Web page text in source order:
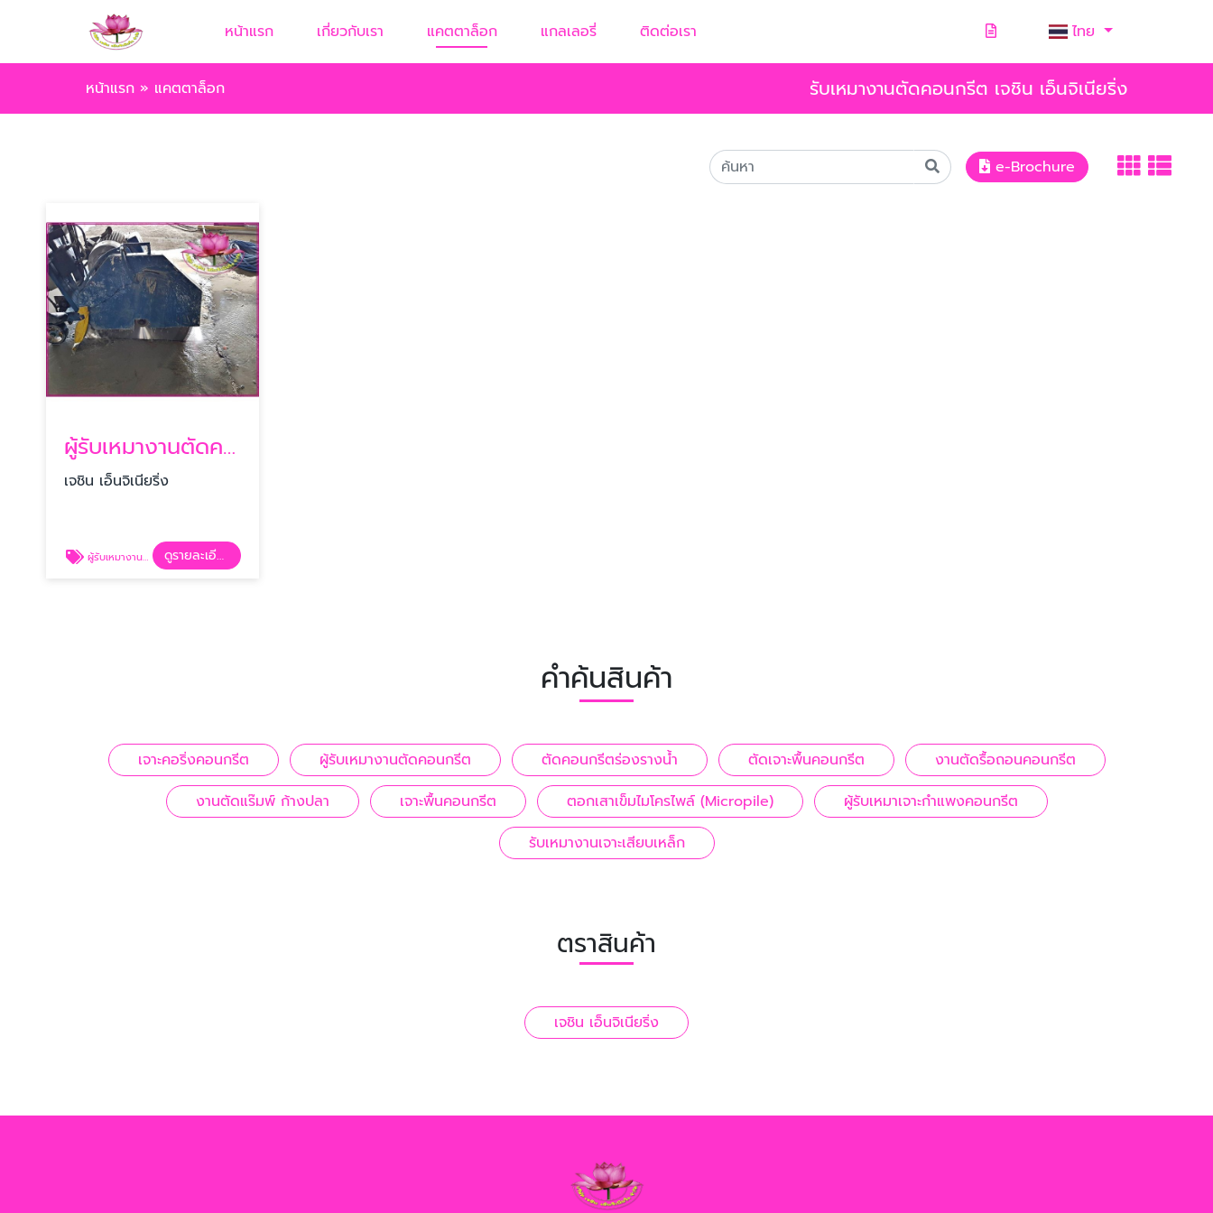
หน้าแรก เกี่ยวกับเรา แคตตาล็อก แกลเลอรี่ ติดต่อเรา ไทย
หน้าแรก » แคตตาล็อก รับเหมางานตัดคอนกรีต เจชิน เอ็นจิเนียริ่ง
e-Brochure
ผู้รับเหมางานตัดคอนกรีต
เจชิน เอ็นจิเนียริ่ง
ผู้รับเหมางานตัดคอนกรีต ดูรายละเอียด
คำค้นสินค้า
เจาะคอริ่งคอนกรีต ผู้รับเหมางานตัดคอนกรีต ตัดคอนกรีตร่องรางน้ำ ตัดเจาะพื้นคอนกรีต
งานตัดรื้อถอนคอนกรีต
งานตัดแร๊มพ์ ก้างปลา
เจาะพื้นคอนกรีต ตอกเสาเข็มไมโครไพล์ (Micropile)
ผู้รับเหมาเจาะกำแพงคอนกรีต
รับเหมางานเจาะเสียบเหล็ก
ตราสินค้า
เจชิน เอ็นจิเนียริ่ง